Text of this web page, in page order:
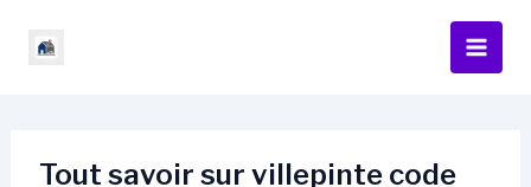
Tout savoir sur villepinte code